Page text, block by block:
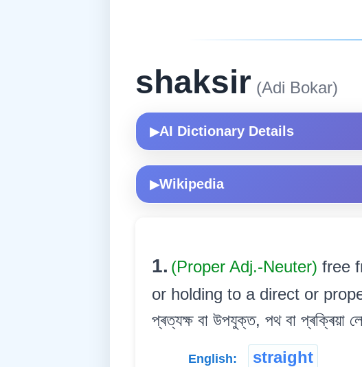
shaksir (Adi Bokar)
▶AI Dictionary Details
▶Wikipedia
1. (Proper Adj.-Neuter) free
or holding to a direct or proper
প্ৰত্যক্ষ বা উপযুক্ত, পথ বা প্ৰক্ৰিয়া
English: straight